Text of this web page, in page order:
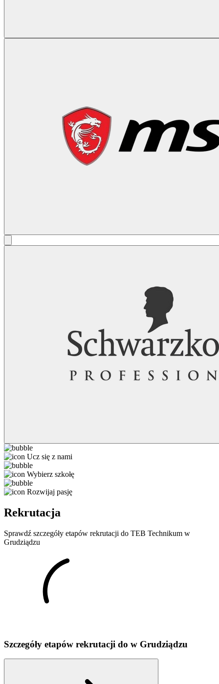
Ucz się z nami
Wybierz szkołę
Rozwijaj pasję
Rekrutacja
Sprawdź szczegóły etapów rekrutacji do TEB Technikum w
Grudziądzu
Szczegóły etapów rekrutacji do w Grudziądzu